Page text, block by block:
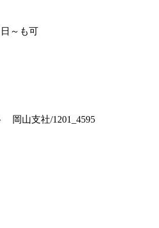
～も可
岡山支社/1201_4595